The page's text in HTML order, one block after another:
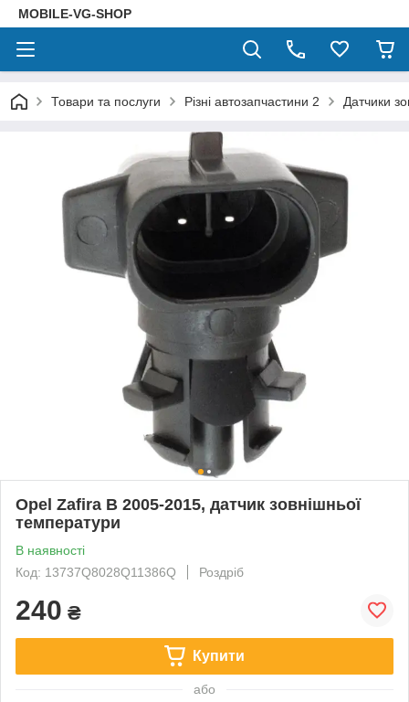
MOBILE-VG-SHOP
Товари та послуги Різні автозапчастини 2 Датчики
Opel Zafira B 2005-2015, датчик зовнішньої
температури
В наявності
Код: 13737Q8028Q11386Q
Роздріб
240 ₴
Купити
або